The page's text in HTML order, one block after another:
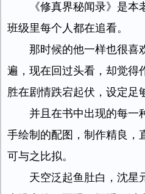
《修真界秘闻录》是
班级里每个人都在追看。
那时候的他一样也很喜
遍，现在回过头看，却觉得
胜在剧情跌宕起伏，设定足
并且在书中出现的每一
手绘制的配图，制作精良，
可与之比拟。
天空泛起鱼肚白，沈星